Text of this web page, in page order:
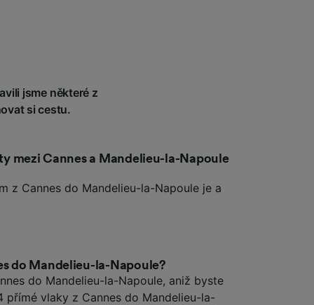
jsme některé z
si cestu.
mezi Cannes a Mandelieu-la-Napoule
z Cannes do Mandelieu-la-Napoule je a
do Mandelieu-la-Napoule?
do Mandelieu-la-Napoule, aniž byste
přímé vlaky z Cannes do Mandelieu-la-